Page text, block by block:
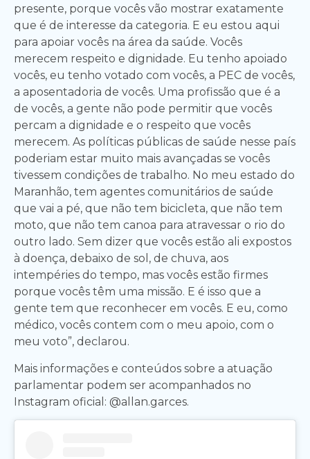
presente, porque vocês vão mostrar exatamente
que é de interesse da categoria. E eu estou aqui
para apoiar vocês na área da saúde. Vocês
merecem respeito e dignidade. Eu tenho apoiado
vocês, eu tenho votado com vocês, a PEC de vocês,
a aposentadoria de vocês. Uma profissão que é a
de vocês, a gente não pode permitir que vocês
percam a dignidade e o respeito que vocês
merecem. As políticas públicas de saúde nesse país
poderiam estar muito mais avançadas se vocês
tivessem condições de trabalho. No meu estado do
Maranhão, tem agentes comunitários de saúde
que vai a pé, que não tem bicicleta, que não tem
moto, que não tem canoa para atravessar o rio do
outro lado. Sem dizer que vocês estão ali expostos
à doença, debaixo de sol, de chuva, aos
intempéries do tempo, mas vocês estão firmes
porque vocês têm uma missão. E é isso que a
gente tem que reconhecer em vocês. E eu, como
médico, vocês contem com o meu apoio, com o
meu voto”, declarou.
Mais informações e conteúdos sobre a atuação
parlamentar podem ser acompanhados no
Instagram oficial: @allan.garces.